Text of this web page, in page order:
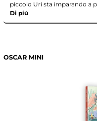
piccolo Uri sta imparando a
Di più
OSCAR MINI